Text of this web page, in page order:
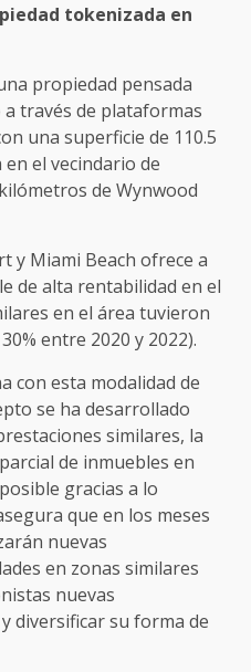
tokenizada en
propiedad pensada
través de plataformas
una superficie de 110.5
el vecindario de
de Wynwood
y Miami Beach ofrece a
de alta rentabilidad en el
en el área tuvieron
entre 2020 y 2022).
con esta modalidad de
se ha desarrollado
similares, la
de inmuebles en
gracias a lo
que en los meses
nuevas
en zonas similares
nuevas
diversificar su forma de